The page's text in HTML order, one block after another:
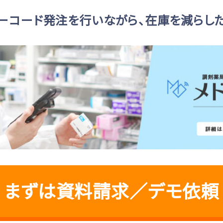
コード発注を行いながら、在庫を減らし
まずは資料請求／デモ依頼